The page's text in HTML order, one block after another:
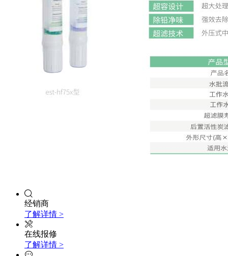
经销商
了解详情 >
在线报修
了解详情 >